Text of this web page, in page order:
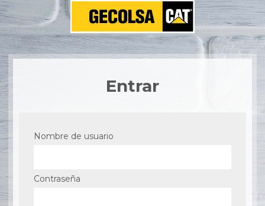
Entrar
Nombre de usuario
Contraseña